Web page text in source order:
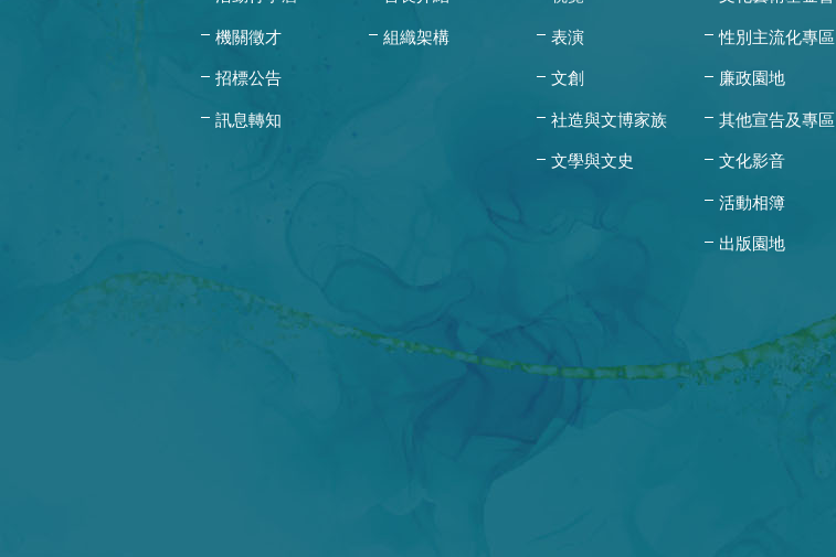
機關徵才
招標公告
訊息轉知
組織架構 表演
文創
社造與文博家族
文學與文史
性別主流化專區
廉政園地
其他宣告及專區
文化影音
活動相簿
出版園地